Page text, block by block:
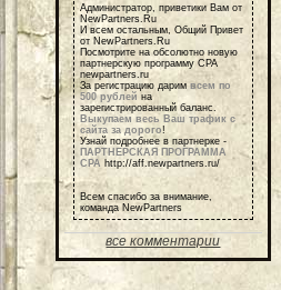
Администратор, приветики Вам от
NewPartners.Ru
И всем остальным, Общий Привет
от NewPartners.Ru
Посмотрите на обсолютно новую
партнерскую программу СРА
newpartners.ru
За регистрацию дарим всем по
500 рублей на
зарегистрированный баланс.
Выкупаем весь Ваш трафик с
сайта за дорого!
Узнай подробнее в партнерке -
ПАРТНЕРСКАЯ ПРОГРАММА
СРА http://aff.newpartners.ru/
Всем спасибо за внимание,
команда NewPartners
все комментарии